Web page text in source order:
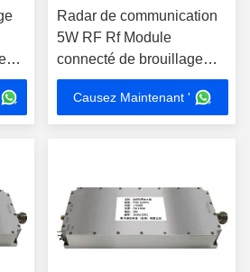
Radar de communication
5W RF Rf Module
connecté de brouillage
NXPA 1,5 MHz à 200 MHz
Causez Maintenant '